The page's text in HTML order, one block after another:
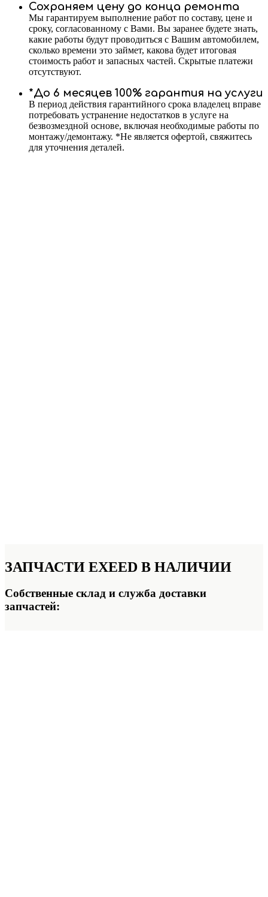
Сохраняем цену до конца ремонта
Мы гарантируем выполнение работ по составу, цене и
сроку, согласованному с Вами. Вы заранее будете знать,
какие работы будут проводиться с Вашим автомобилем,
сколько времени это займет, какова будет итоговая
стоимость работ и запасных частей. Скрытые платежи
отсутствуют.
*До 6 месяцев 100% гарантия на услуги
В период действия гарантийного срока владелец вправе
потребовать устранение недостатков в услуге на
безвозмездной основе, включая необходимые работы по
монтажу/демонтажу. *Не является офертой, свяжитесь
для уточнения деталей.
ЗАПЧАСТИ EXEED В НАЛИЧИИ
Собственные склад и служба доставки
запчастей: